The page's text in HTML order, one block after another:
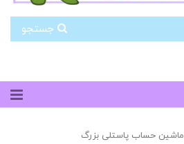
ماشین حساب پاستلی بزرگ